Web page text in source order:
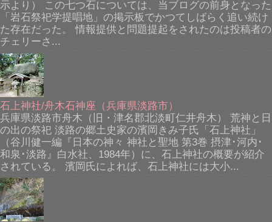
示より） この七つ石については、当ブログの前身となった
「岩石祭祀学提唱地」の掲示板でかつてしばらく追い続け
た存在だった。 情報提供と問題提起をされたのは投稿者の
チェリーさ...
石上神社/舟木石神座（兵庫県淡路市）
兵庫県淡路市舟木（旧・津名郡北淡町仁井舟木） 荒神と日
の出の祭祀 淡路の郷土史家の濱岡きみ子氏「石上神社」
（谷川健一編『日本の神々 神社と聖地 第3巻 摂津･河内･
和泉･淡路』白水社、1984年）に、石上神社の概要が紹介
されている。 濱岡氏によれば、石上神社には大小...